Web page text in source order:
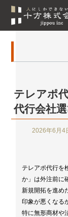
テレアポ
代行会社
2026年6月4
テレアポ代行を
か」は外注前に
新規開拓を進め
印象が悪くなる
特に無形商材や